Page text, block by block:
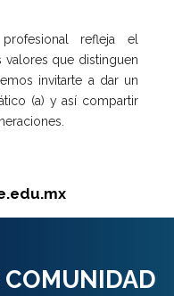
refleja el
que distinguen
invitarte a dar un
(a) y así compartir
COMUNIDAD